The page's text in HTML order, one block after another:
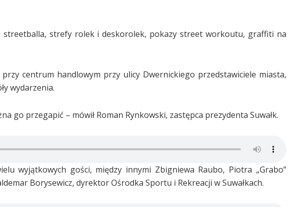
streetballa, strefy rolek i deskorolek, pokazy street workoutu, graffiti na
centrum handlowym przy ulicy Dwernickiego przedstawiciele miasta,
wydarzenia.
go przegapić – mówił Roman Rynkowski, zastępca prezydenta Suwałk.
wyjątkowych gości, między innymi Zbigniewa Raubo, Piotra „Grabo”
Borysewicz, dyrektor Ośrodka Sportu i Rekreacji w Suwałkach.